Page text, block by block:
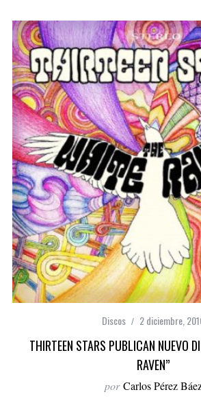
Discos 2 diciembre,
THIRTEEN STARS PUBLICAN NUEVO
RAVEN”
por Carlos Pérez